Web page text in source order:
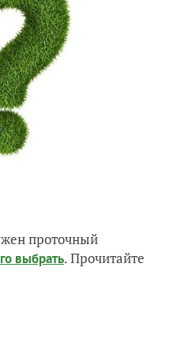
проточный
выбрать. Прочитайте